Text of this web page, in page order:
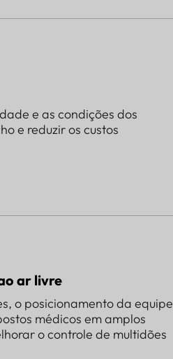
e as condições dos
e reduzir os custos
ar livre
o posicionamento da equipe
médicos em amplos
o controle de multidões